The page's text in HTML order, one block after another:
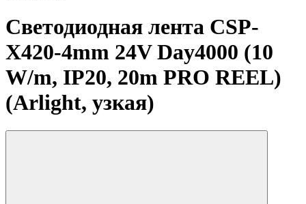
Светодиодная лента CSP-
X420-4mm 24V Day4000 (10
W/m, IP20, 20m PRO REEL)
(Arlight, узкая)